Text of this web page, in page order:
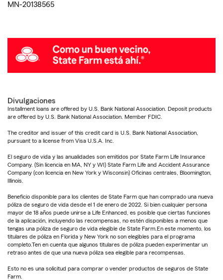
MN-20138565
Divulgaciones
Installment loans are offered by U.S. Bank National Association. Deposit products
are offered by U.S. Bank National Association. Member FDIC.
The creditor and issuer of this credit card is U.S. Bank National Association,
pursuant to a license from Visa U.S.A. Inc.
El seguro de vida y las anualidades son emitidos por State Farm Life Insurance
Company. (Sin licencia en MA, NY y WI) State Farm Life and Accident Assurance
Company (con licencia en New York y Wisconsin) Oficinas centrales, Bloomington,
Illinois.
Beneficio disponible para los clientes de State Farm que han comprado una nueva
póliza de seguro de vida desde el 1 de enero de 2022. Si bien cualquier persona
mayor de 18 años puede unirse a Life Enhanced, es posible que ciertas funciones
de la aplicación, incluyendo las recompensas, no estén disponibles a menos que
tengas una póliza de seguro de vida elegible de State Farm.En este momento, los
titulares de póliza en Florida y New York no son elegibles para el programa
completo.Ten en cuenta que algunos titulares de póliza pueden experimentar un
retraso antes de que una nueva póliza sea elegible para recompensas.
Esto no es una solicitud para comprar o vender productos de seguros de State
Farm.